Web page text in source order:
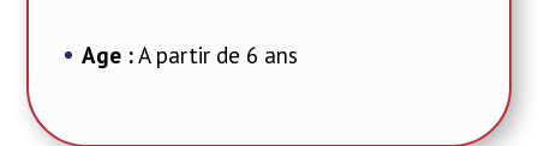
Age :A partir de 6 ans